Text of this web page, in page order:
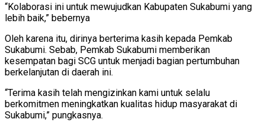
“Kolaborasi ini untuk mewujudkan Kabupaten Sukabumi yang
lebih baik,” bebernya
Oleh karena itu, dirinya berterima kasih kepada Pemkab
Sukabumi. Sebab, Pemkab Sukabumi memberikan
kesempatan bagi SCG untuk menjadi bagian pertumbuhan
berkelanjutan di daerah ini.
“Terima kasih telah mengizinkan kami untuk selalu
berkomitmen meningkatkan kualitas hidup masyarakat di
Sukabumi,” pungkasnya.